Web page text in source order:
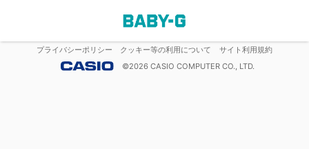
プライバシーポリシー クッキー等の利用について
サイト利用規約
©2026 CASIO COMPUTER CO., LTD.